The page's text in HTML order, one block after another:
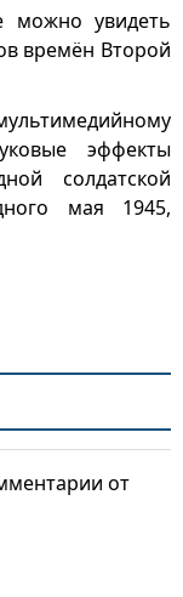
можно увидеть
времён Второй
эффекты
солдатской
мая 1945,
от